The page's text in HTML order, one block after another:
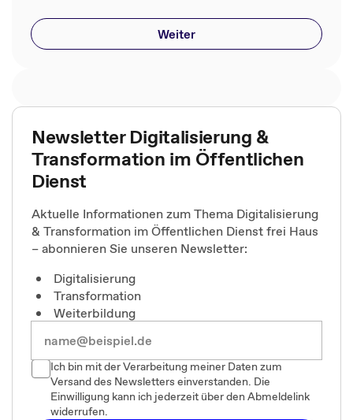
Weiter
Newsletter Digitalisierung &
Transformation im Öffentlichen
Dienst
Aktuelle Informationen zum Thema Digitalisierung
& Transformation im Öffentlichen Dienst frei Haus
– abonnieren Sie unseren Newsletter:
Digitalisierung
Transformation
Weiterbildung
Ich bin mit der Verarbeitung meiner Daten zum
Versand des Newsletters einverstanden. Die
Einwilligung kann ich jederzeit über den Abmeldelink
widerrufen.